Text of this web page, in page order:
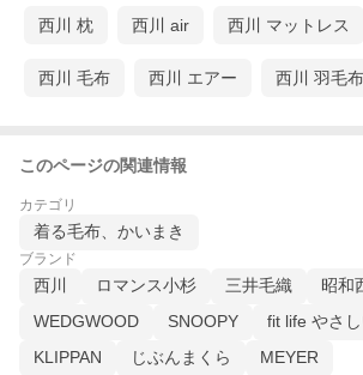
西川 枕 西川 air 西川 マットレス
西川 毛布 西川 エアー 西川 羽毛
このページの関連情報
カテゴリ
着る毛布、かいまき
ブランド
西川 ロマンス小杉 三井毛織
昭和
WEDGWOOD
SNOOPY
fit life やさ
KLIPPAN
じぶんまくら MEYER